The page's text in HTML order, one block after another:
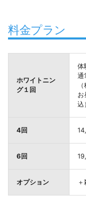
料金プラン
ホワイトニン
グ１回
体
通
お
込）
4回
6回
オプション